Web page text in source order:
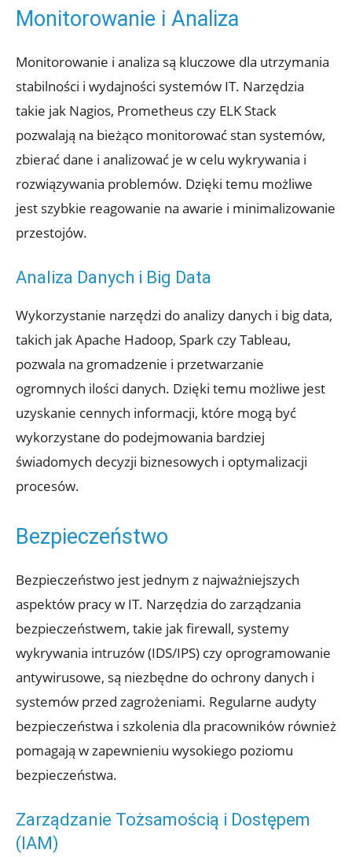
Monitorowanie i Analiza
Monitorowanie i analiza są kluczowe dla utrzymania
stabilności i wydajności systemów IT. Narzędzia
takie jak Nagios, Prometheus czy ELK Stack
pozwalają na bieżąco monitorować stan systemów,
zbierać dane i analizować je w celu wykrywania i
rozwiązywania problemów. Dzięki temu możliwe
jest szybkie reagowanie na awarie i minimalizowanie
przestojów.
Analiza Danych i Big Data
Wykorzystanie narzędzi do analizy danych i big data,
takich jak Apache Hadoop, Spark czy Tableau,
pozwala na gromadzenie i przetwarzanie
ogromnych ilości danych. Dzięki temu możliwe jest
uzyskanie cennych informacji, które mogą być
wykorzystane do podejmowania bardziej
świadomych decyzji biznesowych i optymalizacji
procesów.
Bezpieczeństwo
Bezpieczeństwo jest jednym z najważniejszych
aspektów pracy w IT. Narzędzia do zarządzania
bezpieczeństwem, takie jak firewall, systemy
wykrywania intruzów (IDS/IPS) czy oprogramowanie
antywirusowe, są niezbędne do ochrony danych i
systemów przed zagrożeniami. Regularne audyty
bezpieczeństwa i szkolenia dla pracowników również
pomagają w zapewnieniu wysokiego poziomu
bezpieczeństwa.
Zarządzanie Tożsamością i Dostępem
(IAM)